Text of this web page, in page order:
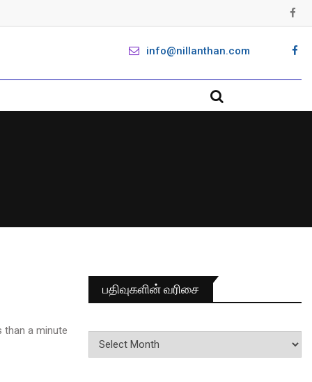
info@nillanthan.com
than a minute
பதிவுகளின் வரிசை
பதிவுகளின்
வரிசை